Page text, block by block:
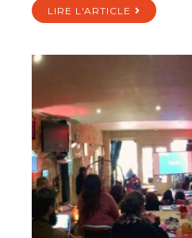
LIRE L'ARTICLE